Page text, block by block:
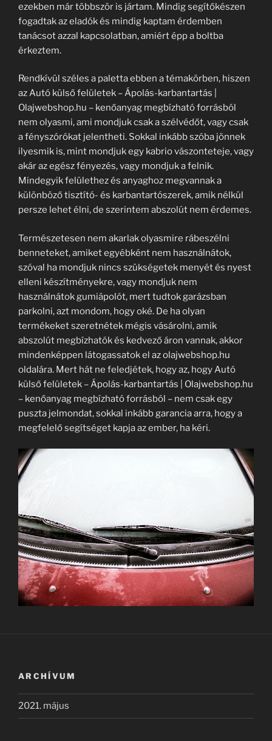
ezekben már többször is jártam. Mindig segítőkészen
fogadtak az eladók és mindig kaptam érdemben
tanácsot azzal kapcsolatban, amiért épp a boltba
érkeztem.
Rendkívül széles a paletta ebben a témakörben, hiszen
az Autó külső felületek – Ápolás-karbantartás |
Olajwebshop.hu – kenőanyag megbízható forrásból
nem olyasmi, ami mondjuk csak a szélvédőt, vagy csak
a fényszórókat jelentheti. Sokkal inkább szóba jönnek
ilyesmik is, mint mondjuk egy kabrio vászonteteje, vagy
akár az egész fényezés, vagy mondjuk a felnik.
Mindegyik felülethez és anyaghoz megvannak a
különböző tisztító- és karbantartószerek, amik nélkül
persze lehet élni, de szerintem abszolút nem érdemes.
Természetesen nem akarlak olyasmire rábeszélni
benneteket, amiket egyébként nem használnátok,
szóval ha mondjuk nincs szükségetek menyét és nyest
elleni készítményekre, vagy mondjuk nem
használnátok gumiápolót, mert tudtok garázsban
parkolni, azt mondom, hogy oké. De ha olyan
termékeket szeretnétek mégis vásárolni, amik
abszolút megbízhatók és kedvező áron vannak, akkor
mindenképpen látogassatok el az olajwebshop.hu
oldalára. Mert hát ne feledjétek, hogy az, hogy Autó
külső felületek – Ápolás-karbantartás | Olajwebshop.hu
– kenőanyag megbízható forrásból – nem csak egy
puszta jelmondat, sokkal inkább garancia arra, hogy a
megfelelő segítséget kapja az ember, ha kéri.
ARCHÍVUM
2021. május